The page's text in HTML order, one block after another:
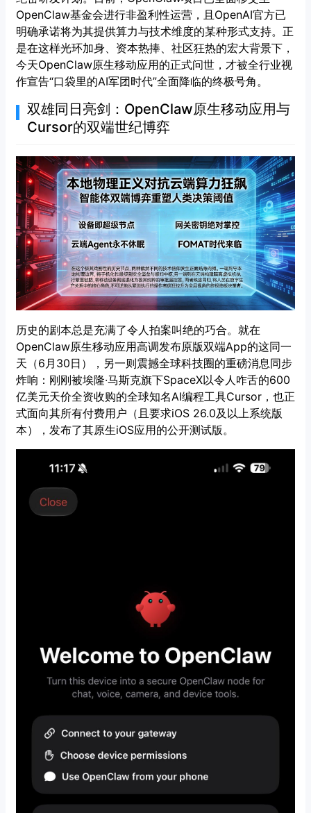
OpenClaw基金会进行非盈利性运营，且OpenAI官方已
明确承诺将为其提供算力与技术维度的某种形式支持。正
是在这样光环加身、资本热捧、社区狂热的宏大背景下，
今天OpenClaw原生移动应用的正式问世，才被全行业视
作宣告“口袋里的AI军团时代”全面降临的终极号角。
双雄同日亮剑：OpenClaw原生移动应用与
Cursor的双端世纪博弈
历史的剧本总是充满了令人拍案叫绝的巧合。就在
OpenClaw原生移动应用高调发布原版双端App的这同一
天（6月30日），另一则震撼全球科技圈的重磅消息同步
炸响：刚刚被埃隆·马斯克旗下SpaceX以令人咋舌的600
亿美元天价全资收购的全球知名AI编程工具Cursor，也正
式面向其所有付费用户（且要求iOS 26.0及以上系统版
本），发布了其原生iOS应用的公开测试版。